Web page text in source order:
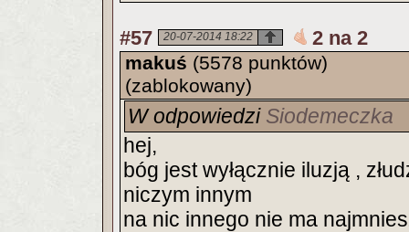
#57 20-07-2014 18:22
2 na 2
makuś (5578 punktów)
(zablokowany)
W odpowiedzi Siodemeczka
hej,
bóg jest wyłącznie iluzją ,
niczym innym
na nic innego nie ma